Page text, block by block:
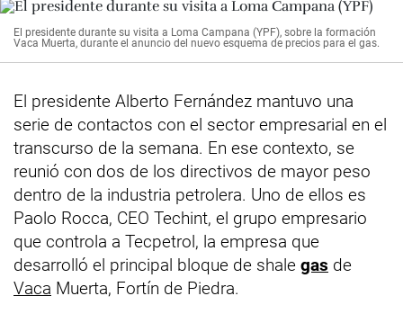
El presidente durante su visita a Loma Campana (YPF), sobre la formación
Vaca Muerta, durante el anuncio del nuevo esquema de precios para el gas.
El presidente Alberto Fernández mantuvo una
serie de contactos con el sector empresarial en el
transcurso de la semana. En ese contexto, se
reunió con dos de los directivos de mayor peso
dentro de la industria petrolera. Uno de ellos es
Paolo Rocca, CEO Techint, el grupo empresario
que controla a Tecpetrol, la empresa que
desarrolló el principal bloque de shale gas de
Vaca Muerta, Fortín de Piedra.